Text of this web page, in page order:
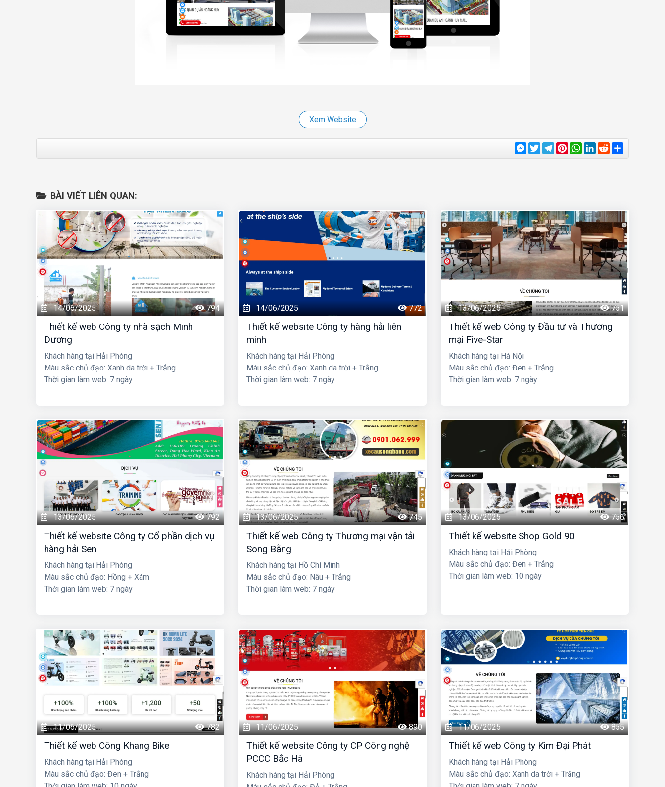
Xem Website
Messenger
TwitterTelegram
Pinterest
WhatsApp
LinkedIn
Reddit
BÀI VIẾT LIÊN QUAN:
14/06/2025 794
Thiết kế web Công ty nhà sạch Minh
Dương
Khách hàng tại Hải Phòng
Màu sắc chủ đạo: Xanh da trời + Trắng
Thời gian làm web: 7 ngày
14/06/2025 772
Thiết kế website Công ty hàng hải liên
minh
Khách hàng tại Hải Phòng
Màu sắc chủ đạo: Xanh da trời + Trắng
Thời gian làm web: 7 ngày
13/06/2025 751
Thiết kế web Công ty Đầu tư và Thương
mại Five-Star
Khách hàng tại Hà Nội
Màu sắc chủ đạo: Đen + Trắng
Thời gian làm web: 7 ngày
13/06/2025 792
Thiết kế website Công ty Cổ phần dịch vụ
hàng hải Sen
Khách hàng tại Hải Phòng
Màu sắc chủ đạo: Hồng + Xám
Thời gian làm web: 7 ngày
13/06/2025 745
Thiết kế web Công ty Thương mại vận tải
Song Bằng
Khách hàng tại Hồ Chí Minh
Màu sắc chủ đạo: Nâu + Trắng
Thời gian làm web: 7 ngày
13/06/2025 756
Thiết kế website Shop Gold 90
Khách hàng tại Hải Phòng
Màu sắc chủ đạo: Đen + Trắng
Thời gian làm web: 10 ngày
11/06/2025 782
Thiết kế web Công Khang Bike
Khách hàng tại Hải Phòng
Màu sắc chủ đạo: Đen + Trắng
11/06/2025 890
Thiết kế website Công ty CP Công nghệ
PCCC Bắc Hà
Khách hàng tại Hải Phòng
11/06/2025 855
Thiết kế web Công ty Kim Đại Phát
Khách hàng tại Hải Phòng
Màu sắc chủ đạo: Xanh da trời + Trắng